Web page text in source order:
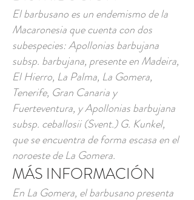
El barbusano es un endemismo de la
Macaronesia que cuenta con dos
subespecies: Apollonias barbujana
subsp. barbujana, presente en Madeira,
El Hierro, La Palma, La Gomera,
Tenerife, Gran Canaria y
Fuerteventura, y Apollonias barbujana
subsp. ceballosii (Svent.) G. Kunkel,
que se encuentra de forma escasa en el
noroeste de La Gomera.
MÁS INFORMACIÓN
En La Gomera, el barbusano presenta